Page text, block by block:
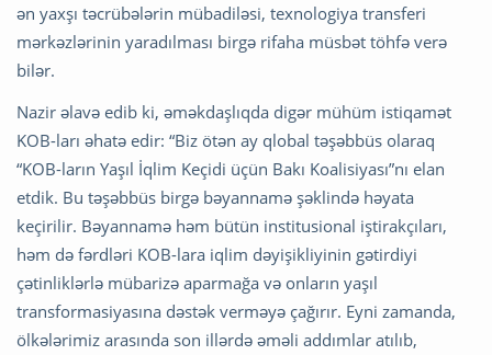
ən yaxşı təcrübələrin mübadiləsi, texnologiya transferi
mərkəzlərinin yaradılması birgə rifaha müsbət töhfə verə
bilər.
Nazir əlavə edib ki, əməkdaşlıqda digər mühüm istiqamət
KOB-ları əhatə edir: “Biz ötən ay qlobal təşəbbüs olaraq
“KOB-ların Yaşıl İqlim Keçidi üçün Bakı Koalisiyası”nı elan
etdik. Bu təşəbbüs birgə bəyannamə şəklində həyata
keçirilir. Bəyannamə həm bütün institusional iştirakçıları,
həm də fərdləri KOB-lara iqlim dəyişikliyinin gətirdiyi
çətinliklərlə mübarizə aparmağa və onların yaşıl
transformasiyasına dəstək verməyə çağırır. Eyni zamanda,
ölkələrimiz arasında son illərdə əməli addımlar atılıb,